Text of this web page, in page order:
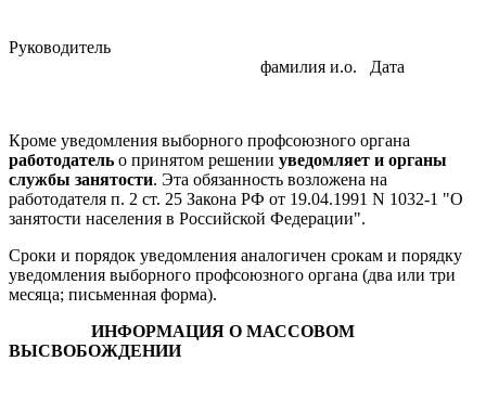
Руководитель
фамилия и.о. Дата
Кроме уведомления выборного профсоюзного органа
работодатель о принятом решении уведомляет и органы
службы занятости. Эта обязанность возложена на
работодателя п. 2 ст. 25 Закона РФ от 19.04.1991 N 1032-1 "О
занятости населения в Российской Федерации".
Сроки и порядок уведомления аналогичен срокам и порядку
уведомления выборного профсоюзного органа (два или три
месяца; письменная форма).
ИНФОРМАЦИЯ О МАССОВОМ
ВЫСВОБОЖДЕНИИ